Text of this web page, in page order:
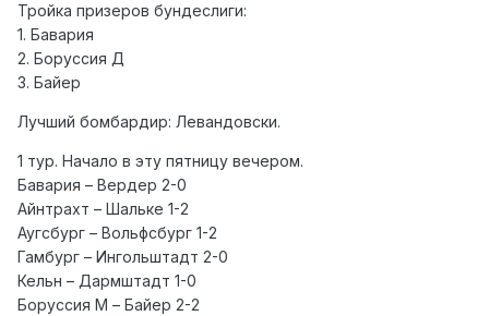
Тройка призеров бундеслиги:
1. Бавария
2. Боруссия Д
3. Байер
Лучший бомбардир: Левандовски.
1 тур. Начало в эту пятницу вечером.
Бавария – Вердер 2-0
Айнтрахт – Шальке 1-2
Аугсбург – Вольфсбург 1-2
Гамбург – Ингольштадт 2-0
Кельн – Дармштадт 1-0
Боруссия М – Байер 2-2